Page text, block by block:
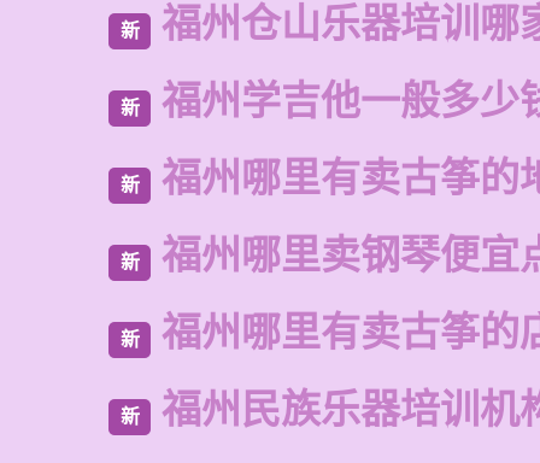
新 福州仓山乐器培训哪
新 福州学吉他一般多少
新 福州哪里有卖古筝的
新 福州哪里卖钢琴便宜
新 福州哪里有卖古筝的
新 福州民族乐器培训机